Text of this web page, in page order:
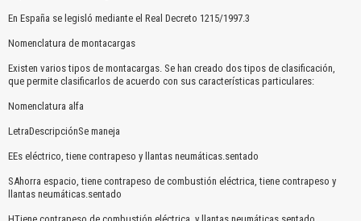
En España se legisló mediante el Real Decreto 1215/1997.3
Nomenclatura de montacargas
Existen varios tipos de montacargas. Se han creado dos tipos de clasificación,
que permite clasificarlos de acuerdo con sus características particulares:
Nomenclatura alfa
LetraDescripciónSe maneja
EEs eléctrico, tiene contrapeso y llantas neumáticas.sentado
SAhorra espacio, tiene contrapeso de combustión eléctrica, tiene contrapeso y
llantas neumáticas.sentado